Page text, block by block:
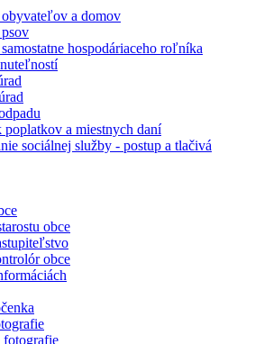
a domov
hospodáriaceho roľníka
poplatkov a miestnych daní
sociálnej služby - postup a tlačivá
obce
obce